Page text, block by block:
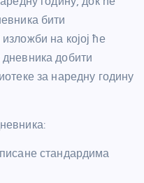
бити
на којој ће
добити
за наредну годину
стандардима